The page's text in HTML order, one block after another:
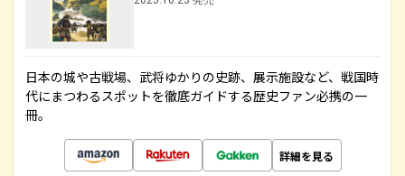
日本の城や古戦場、武将ゆかりの史跡、展示施設など、戦国時
代にまつわるスポットを徹底ガイドする歴史ファン必携の一
冊。
詳細を見る